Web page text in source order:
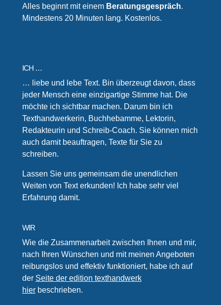
Alles beginnt mit einem Beratungsgespräch.
Mindestens 20 Minuten lang. Kostenlos.
ICH …
… liebe und lebe Text. Bin überzeugt davon, dass
jeder Mensch eine einzigartige Stimme hat. Die
möchte ich sichtbar machen. Darum bin ich
Texthandwerkerin, Buchhebamme, Lektorin,
Redakteurin und Schreib-Coach. Sie können mich
auch damit beauftragen, Texte für Sie zu
schreiben.
Lassen Sie uns gemeinsam die unendlichen
Weiten von Text erkunden! Ich habe sehr viel
Erfahrung damit.
WIR
Wie die Zusammenarbeit zwischen Ihnen und mir,
nach Ihren Wünschen und mit meinen Angeboten
reibungslos und effektiv funktioniert, habe ich auf
der Seite der edition texthandwerk
hierbeschrieben.